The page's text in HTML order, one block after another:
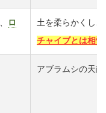
ロ
土を柔らかくし
チャイブとは相
アブラムシの天